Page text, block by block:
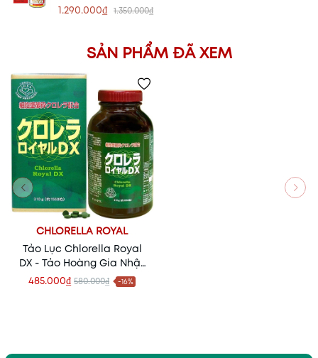
1.290.000₫ 1.350.000₫
SẢN PHẨM ĐÃ XEM
CHLORELLA ROYAL
Tảo Lục Chlorella Royal
DX - Tảo Hoàng Gia Nhật
Bản Hỗ Trợ Giảm Cân,
Tăng Cân, Bệnh Tim Mạch
485.000₫ 580.000₫ -16%